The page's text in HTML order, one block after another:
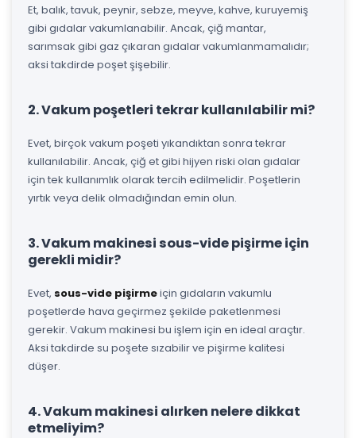
Et, balık, tavuk, peynir, sebze, meyve, kahve, kuruyemiş
gibi gıdalar vakumlanabilir. Ancak, çiğ mantar,
sarımsak gibi gaz çıkaran gıdalar vakumlanmamalıdır;
aksi takdirde poşet şişebilir.
2. Vakum poşetleri tekrar kullanılabilir mi?
Evet, birçok vakum poşeti yıkandıktan sonra tekrar
kullanılabilir. Ancak, çiğ et gibi hijyen riski olan gıdalar
için tek kullanımlık olarak tercih edilmelidir. Poşetlerin
yırtık veya delik olmadığından emin olun.
3. Vakum makinesi sous-vide pişirme için
gerekli midir?
Evet, sous-vide pişirmeiçin gıdaların vakumlu
poşetlerde hava geçirmez şekilde paketlenmesi
gerekir. Vakum makinesi bu işlem için en ideal araçtır.
Aksi takdirde su poşete sızabilir ve pişirme kalitesi
düşer.
4. Vakum makinesi alırken nelere dikkat
etmeliyim?